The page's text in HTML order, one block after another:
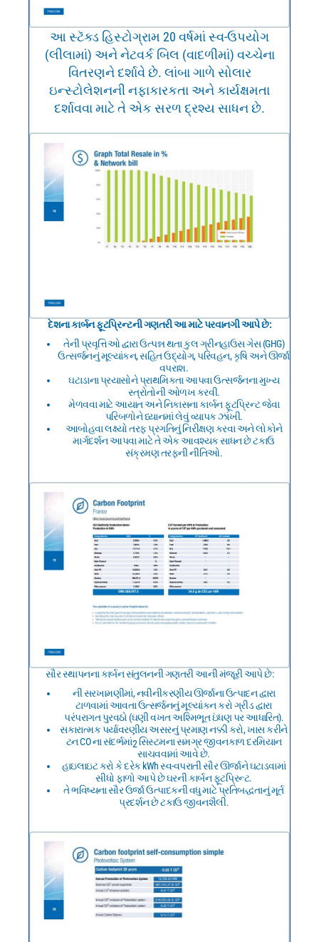
આ સ્ટૅક્ડ હિસ્ટોગ્રામ 20 વર્ષમાં સ્વ-ઉપયોગ
(લીલામાં) અને નેટવર્ક બિલ (વાદળીમાં) વચ્ચેના
વિતરણને દર્શાવે છે. લાંબા ગાળે સોલાર
ઇન્સ્ટોલેશનની નફાકારકતા અને કાર્યક્ષમતા
દર્શાવવા માટે તે એક સરળ દ્રશ્ય સાધન છે.
દેશના કાર્બન ફૂટપ્રિન્ટની ગણતરી આ માટે પરવાનગી આપે છે:
તેની પ્રવૃત્તિઓ દ્વારા ઉત્પન્ન થતા કુલ ગ્રીનહાઉસ ગેસ (GHG)
ઉત્સર્જનનું મૂલ્યાંકન, સહિત ઉદ્યોગ, પરિવહન, કૃષિ અને ઊર્જા
વપરાશ.
ઘટાડાના પ્રયાસોને પ્રાથમિકતા આપવા ઉત્સર્જનના મુખ્ય
સ્ત્રોતોની ઓળખ કરવી.
મેળવવા માટે આયાત અને નિકાસના કાર્બન ફૂટપ્રિન્ટ જેવા
પરિબળોને ધ્યાનમાં લેવું વ્યાપક ઝાંખી.
આબોહવા લક્ષ્યો તરફ પ્રગતિનું નિરીક્ષણ કરવા અને લોકોને
માર્ગદર્શન આપવા માટે તે એક આવશ્યક સાધન છે ટકાઉ
સંક્રમણ તરફની નીતિઓ.
સૌર સ્થાપનના કાર્બન સંતુલનની ગણતરી આની મંજૂરી આપે છે:
ની સરખામણીમાં, નવીનીકરણીય ઊર્જાના ઉત્પાદન દ્વારા
ટાળવામાં આવતા ઉત્સર્જનનું મૂલ્યાંકન કરો ગ્રીડ દ્વારા
પરંપરાગત પુરવઠો (ઘણી વખત અશ્મિભૂત ઇંધણ પર આધારિત).
સકારાત્મક પર્યાવરણીય અસરનું પ્રમાણ નક્કી કરો, ખાસ કરીને
ટન CO ના સંદર્ભમાં2 સિસ્ટમના સમગ્ર જીવનકાળ દરમિયાન
સાચવવામાં આવે છે.
હાઇલાઇટ કરો કે દરેક kWh સ્વ-વપરાતી સૌર ઊર્જાને ઘટાડવામાં
સીધો ફાળો આપે છે ઘરની કાર્બન ફૂટપ્રિન્ટ.
તે ભવિષ્યના સૌર ઉર્જા ઉત્પાદકની વધુ માટે પ્રતિબદ્ધતાનું મૂર્ત
પ્રદર્શન છે ટકાઉ જીવનશૈલી.